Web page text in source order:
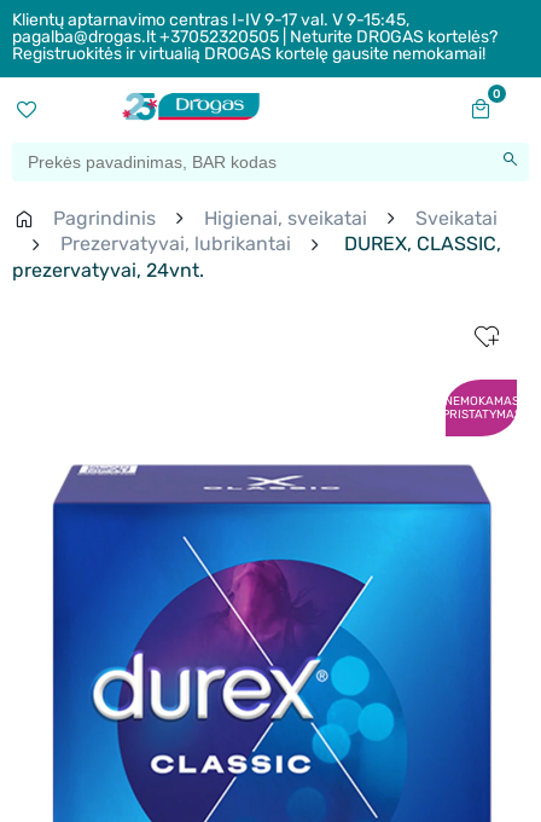
Klientų aptarnavimo centras I-IV 9-17 val. V 9-15:45,
pagalba@drogas.lt +37052320505 | Neturite DROGAS kortelės?
Registruokitės ir virtualią DROGAS kortelę gausite nemokamai!
0
Pagrindinis Higienai, sveikatai
Sveikatai
Prezervatyvai, lubrikantai
DUREX, CLASSIC,
prezervatyvai, 24vnt.
NEMOKAMAS
PRISTATYMAS